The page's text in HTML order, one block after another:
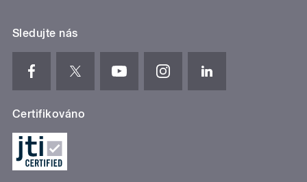
Sledujte nás
Certifikováno